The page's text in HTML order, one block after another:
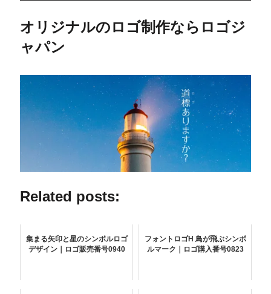
オリジナルのロゴ制作ならロゴジ
ャパン
Related posts:
集まる矢印と星のシンボルロゴ
デザイン｜ロゴ販売番号0940
フォントロゴH 鳥が飛ぶシンボ
ルマーク｜ロゴ購入番号0823